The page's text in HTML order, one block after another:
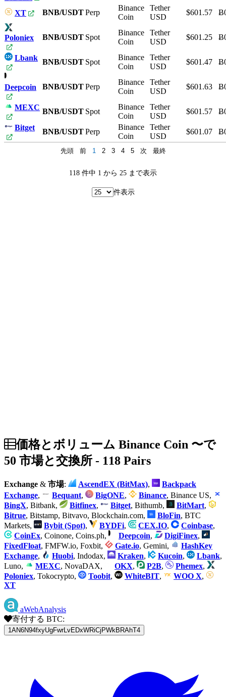
XT BNB/USDTPerp
Binance
Coin
Tether
USD
$601.57
Poloniex BNB/USDT Spot
Binance
Coin
Tether
USD
$601.25
Lbank BNB/USDT Spot
Binance
Coin
Tether
USD
$601.47
Deepcoin BNB/USDTPerp
Binance
Coin
Tether
USD
$601.63
MEXC BNB/USDT Spot
Binance
Coin
Tether
USD
$601.57
Bitget
BNB/USDTPerp
Binance
Coin
Tether
USD
$601.07
118 件中 1 から 25 まで表示
件表示
先頭 前 1 2 3 4 5 次 最終
価格とボリューム Binance Coin 〜で
50 市場と交換所 - 118 Pairs
Exchange & 市場: AscendEX (BitMax),
Backpack
Exchange, Bequant, BigONE, Binance, Binance US,
BingX, Bitbank, Bitfinex, Bitget, Bithumb, BitMart,
Bitrue, Bitstamp, Bitvavo, Blockchain.com, BloFin, BTC
Markets,
Bybit (Spot), BYDFi, CEX.IO, Coinbase,
CoinEx, Coinone, Coins.ph, Deepcoin, DigiFinex,
FixedFloat, FMFW.io, Foxbit, Gate.io, Gemini,
HashKey
Exchange, Huobi, Indodax, Kraken, Kucoin, Lbank,
Luno,
MEXC, NovaDAX, OKX, P2B, Phemex,
Poloniex, Tokocrypto, Toobit, WhiteBIT, WOO X,
XT
aWebAnalysis
寄付する BTC:
1AN6N94fxyUgFwrLvEDxWRiCjPWkBRAhT4